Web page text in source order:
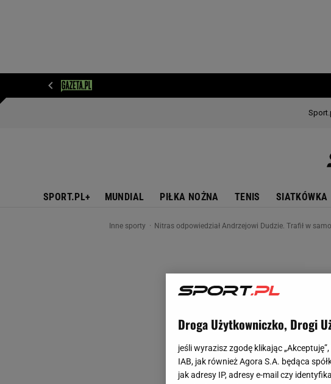
SPORT.PL+ MUNDIAL PIŁKA NOŻNA TENIS SIATKÓWKA
Inne sporty Nitras odpowiedział Andrzejowi Dudzie. Trafił w
Droga Użytkowniczko, Drogi
jeśli wyrazisz zgodę klikając
IAB, jak również Agora S.A. będąca
jak adresy IP, adresy e-mail czy